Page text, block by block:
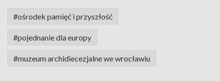
#ośrodek pamięć i przyszłość
#pojednanie dla europy
#muzeum archidiecezjalne we wrocławiu